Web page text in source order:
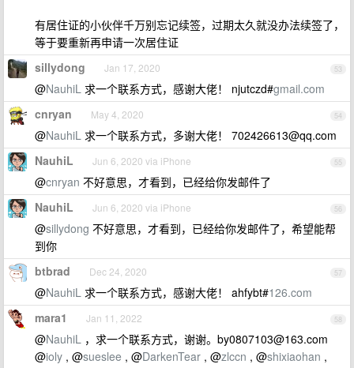
有居住证的小伙伴千万别忘记续签，过期太久就没办法续签了，
等于要重新再申请一次居住证
53
sillydong Jan 17, 2020
@NauhiL 求一个联系方式，感谢大佬！ njutczd#gmail.com
54
cnryan May 4, 2020
@NauhiL 求一个联系方式，多谢大佬！ 702426613@qq.com
55
NauhiL Jun 6, 2020 via iPhone
@cnryan 不好意思，才看到，已经给你发邮件了
56
NauhiL Jun 6, 2020 via iPhone
@sillydong 不好意思，才看到，已经给你发邮件了，希望能帮
到你
57
btbrad Dec 24, 2020
@NauhiL 求一个联系方式，感谢大佬！ ahfybt#126.com
58
mara1 Jan 11, 2022
@NauhiL ，求一个联系方式，谢谢。 by0807103@163.com
@ioly , @sueslee , @DarkenTear , @zlccn , @shixiaohan ,